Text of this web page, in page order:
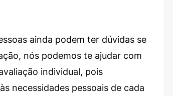
ainda podem ter dúvidas se
nós podemos te ajudar com
individual, pois
necessidades pessoais de cada